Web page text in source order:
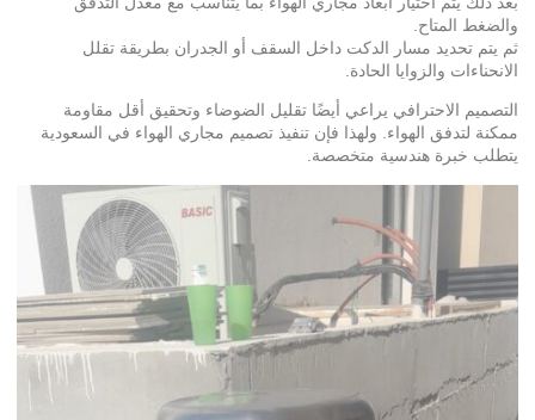
والضغط المتاح.
ثم يتم تحديد مسار الدكت داخل السقف أو الجدران بطريقة تقلل
الانحناءات والزوايا الحادة.
التصميم الاحترافي يراعي أيضًا تقليل الضوضاء وتحقيق أقل مقاومة
ممكنة لتدفق الهواء. ولهذا فإن تنفيذ تصميم مجاري الهواء في السعودية
يتطلب خبرة هندسية متخصصة.